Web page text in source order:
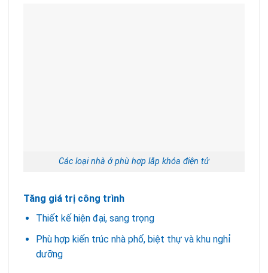
Các loại nhà ở phù hợp lắp khóa điện tử
Tăng giá trị công trình
Thiết kế hiện đại, sang trọng
Phù hợp kiến trúc nhà phố, biệt thự và khu nghỉ
dưỡng